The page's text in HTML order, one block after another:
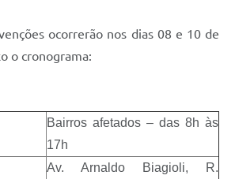
ocorrerão nos dias 08 e 10 de
o cronograma:
Bairros afetados – das 8h às
17h
Av. Arnaldo Biagioli, R.